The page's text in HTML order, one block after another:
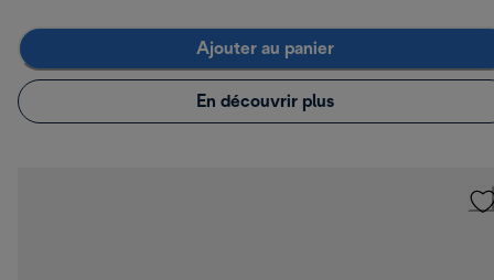
Ajouter au panier
En découvrir plus